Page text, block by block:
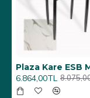
12.000,00TL